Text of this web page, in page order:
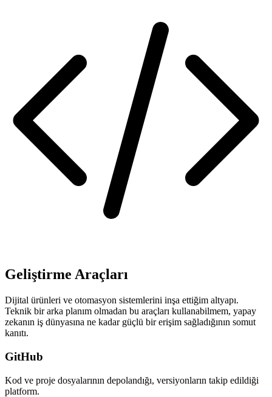
Geliştirme Araçları
Dijital ürünleri ve otomasyon sistemlerini inşa ettiğim altyapı.
Teknik bir arka planım olmadan bu araçları kullanabilmem, yapay
zekanın iş dünyasına ne kadar güçlü bir erişim sağladığının somut
kanıtı.
GitHub
Kod ve proje dosyalarının depolandığı, versiyonların takip edildiği
platform.